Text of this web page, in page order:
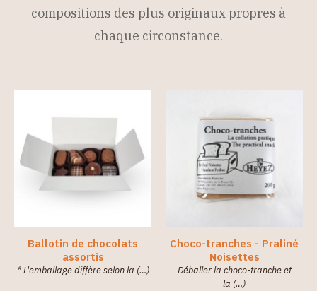
compositions des plus originaux propres à
chaque circonstance.
Ballotin de chocolats
assortis
* L'emballage diffère selon la (…)
Choco-tranches - Praliné
Noisettes
Déballer la choco-tranche et
la (…)